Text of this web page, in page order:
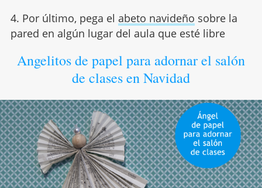
4. Por último, pega el abeto navideño sobre la
pared en algún lugar del aula que esté libre
Angelitos de papel para adornar el salón
de clases en Navidad